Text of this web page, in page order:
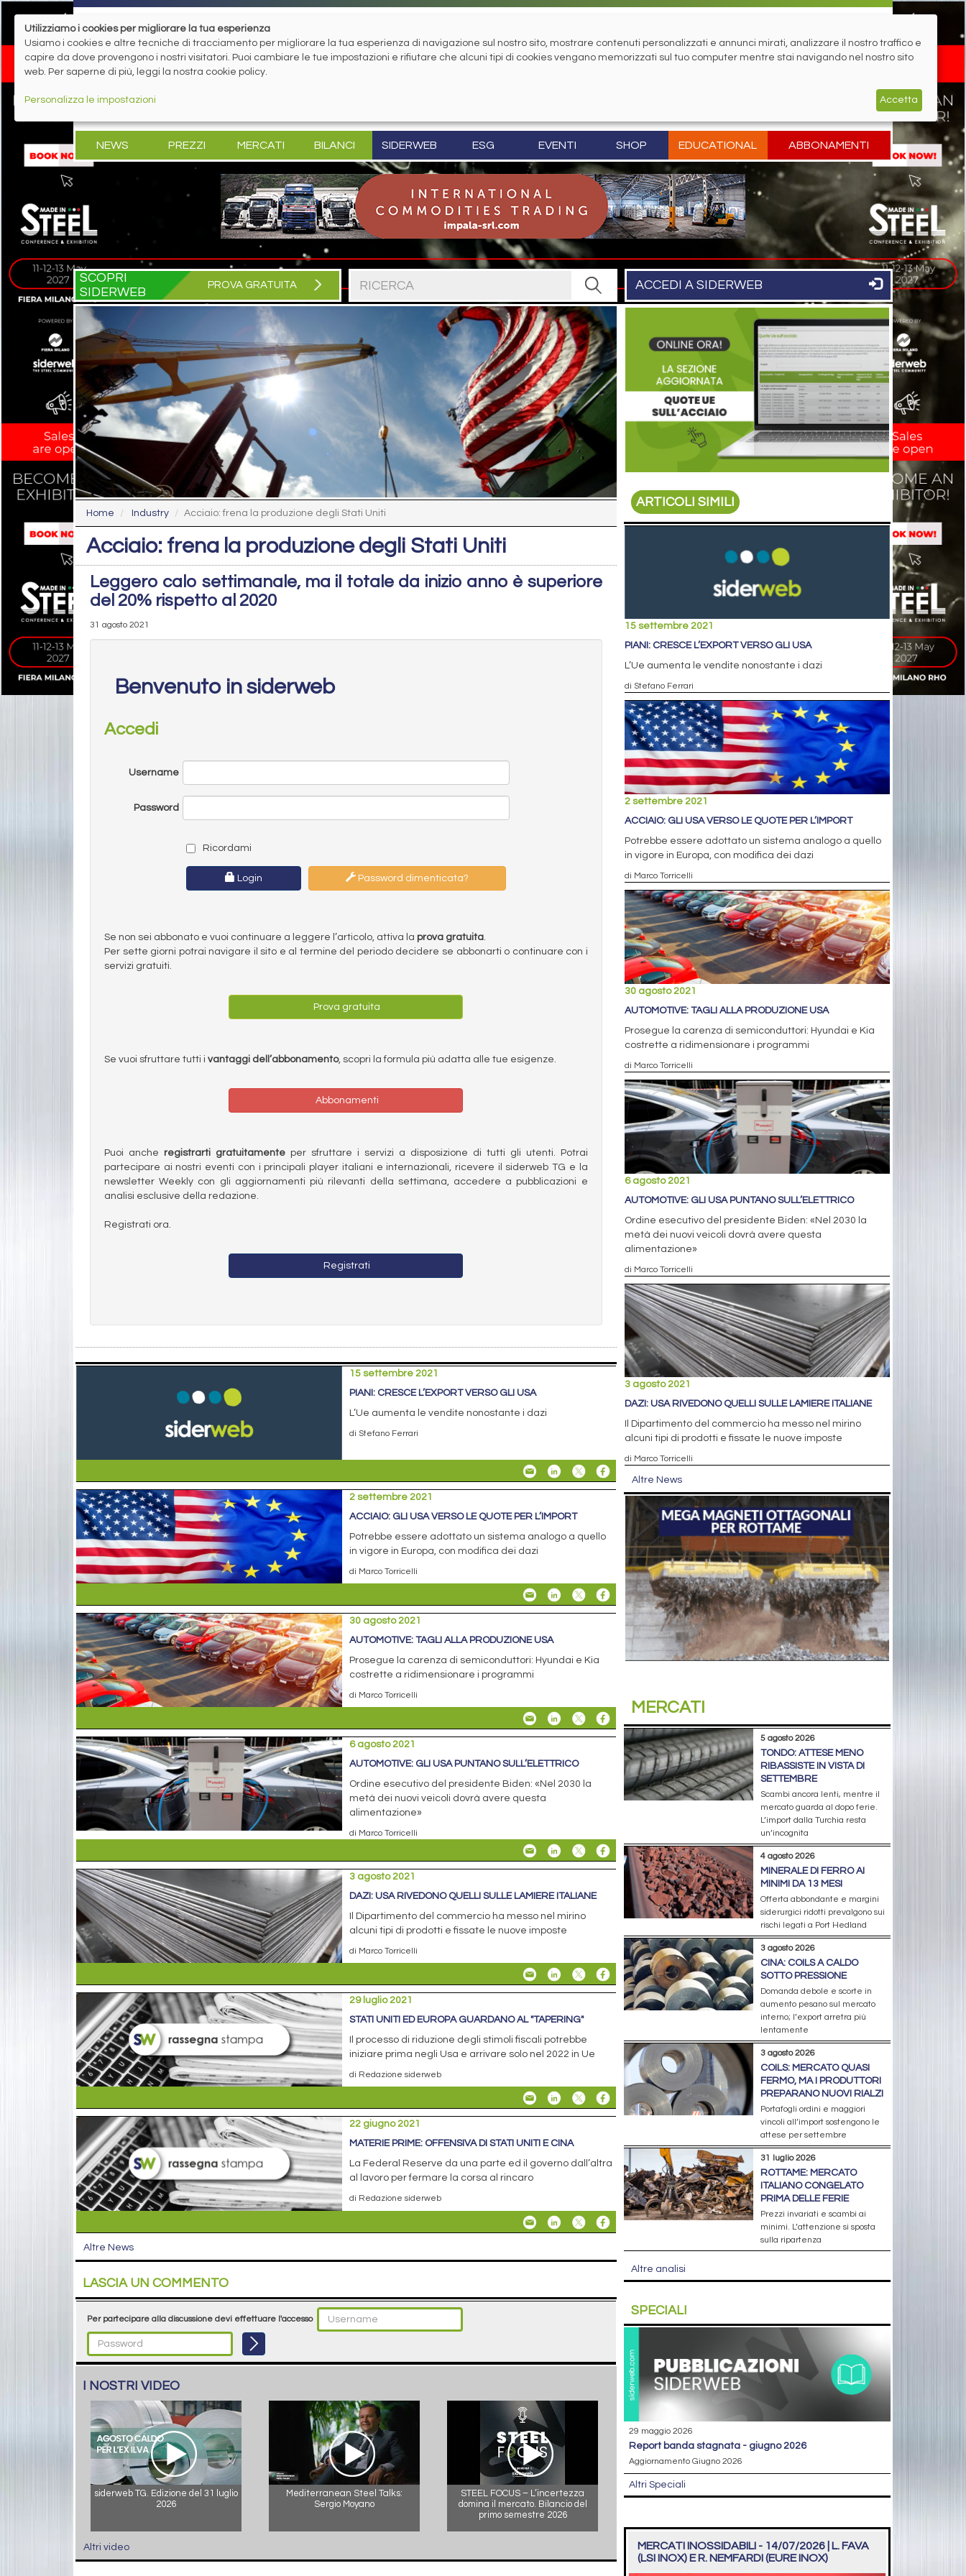
NEWS PREZZI MERCATI BILANCI SIDERWEB ESG EVENTI SHOP EDUCATIONAL ABBONAMENTI
SCOPRI
SIDERWEB
PROVA GRATUITA ACCEDI A SIDERWEB
Home Industry Acciaio: frena la produzione degli Stati Uniti
Acciaio: frena la produzione degli Stati Uniti
Leggero calo settimanale, ma il totale da inizio anno è superiore
del 20% rispetto al 2020
31 agosto 2021
Benvenuto in siderweb
Accedi
Username
Password
Ricordami
Login Password dimenticata?
Se non sei abbonato e vuoi continuare a leggere l’articolo, attiva la prova gratuita.
Per sette giorni potrai navigare il sito e al termine del periodo decidere se abbonarti o continuare con i
servizi gratuiti.
Prova gratuita
Se vuoi sfruttare tutti i vantaggi dell’abbonamento, scopri la formula più adatta alle tue esigenze.
Abbonamenti
Puoi anche registrarti gratuitamenteper sfruttare i servizi a disposizione di tutti gli utenti. Potrai
partecipare ai nostri eventi con i principali player italiani e internazionali, ricevere il siderweb TG e la
newsletter Weekly con gli aggiornamenti più rilevanti della settimana, accedere a pubblicazioni e
analisi esclusive della redazione.
Registrati ora.
Registrati
15 settembre 2021
PIANI: CRESCE L’EXPORT VERSO GLI USA
L’Ue aumenta le vendite nonostante i dazi
di Stefano Ferrari
2 settembre 2021
ACCIAIO: GLI USA VERSO LE QUOTE PER L’IMPORT
Potrebbe essere adottato un sistema analogo a quello
in vigore in Europa, con modifica dei dazi
di Marco Torricelli
30 agosto 2021
AUTOMOTIVE: TAGLI ALLA PRODUZIONE USA
Prosegue la carenza di semiconduttori: Hyundai e Kia
costrette a ridimensionare i programmi
di Marco Torricelli
6 agosto 2021
AUTOMOTIVE: GLI USA PUNTANO SULL’ELETTRICO
Ordine esecutivo del presidente Biden: «Nel 2030 la
metà dei nuovi veicoli dovrà avere questa
alimentazione»
di Marco Torricelli
3 agosto 2021
DAZI: USA RIVEDONO QUELLI SULLE LAMIERE ITALIANE
Il Dipartimento del commercio ha messo nel mirino
alcuni tipi di prodotti e fissate le nuove imposte
di Marco Torricelli
29 luglio 2021
STATI UNITI ED EUROPA GUARDANO AL "TAPERING"
Il processo di riduzione degli stimoli fiscali potrebbe
iniziare prima negli Usa e arrivare solo nel 2022 in Ue
di Redazione siderweb
22 giugno 2021
MATERIE PRIME: OFFENSIVA DI STATI UNITI E CINA
La Federal Reserve da una parte ed il governo dall’altra
al lavoro per fermare la corsa al rincaro
di Redazione siderweb
Altre News
LASCIA UN COMMENTO
Per partecipare alla discussione devi effettuare l'accesso
I NOSTRI VIDEO
siderweb TG. Edizione del 31 luglio
2026
Mediterranean Steel Talks:
Sergio Moyano
STEEL FOCUS – L’incertezza
domina il mercato. Bilancio del
primo semestre 2026
Altri video
ARTICOLI SIMILI
15 settembre 2021
PIANI: CRESCE L’EXPORT VERSO GLI USA
L’Ue aumenta le vendite nonostante i dazi
di Stefano Ferrari
2 settembre 2021
ACCIAIO: GLI USA VERSO LE QUOTE PER L’IMPORT
Potrebbe essere adottato un sistema analogo a quello
in vigore in Europa, con modifica dei dazi
di Marco Torricelli
30 agosto 2021
AUTOMOTIVE: TAGLI ALLA PRODUZIONE USA
Prosegue la carenza di semiconduttori: Hyundai e Kia
costrette a ridimensionare i programmi
di Marco Torricelli
6 agosto 2021
AUTOMOTIVE: GLI USA PUNTANO SULL’ELETTRICO
Ordine esecutivo del presidente Biden: «Nel 2030 la
metà dei nuovi veicoli dovrà avere questa
alimentazione»
di Marco Torricelli
3 agosto 2021
DAZI: USA RIVEDONO QUELLI SULLE LAMIERE ITALIANE
Il Dipartimento del commercio ha messo nel mirino
alcuni tipi di prodotti e fissate le nuove imposte
di Marco Torricelli
Altre News
MERCATI
5 agosto 2026
TONDO: ATTESE MENO
RIBASSISTE IN VISTA DI
SETTEMBRE
Scambi ancora lenti, mentre il
mercato guarda al dopo ferie.
L’import dalla Turchia resta
un’incognita
4 agosto 2026
MINERALE DI FERRO AI
MINIMI DA 13 MESI
Offerta abbondante e margini
siderurgici ridotti prevalgono sui
rischi legati a Port Hedland
3 agosto 2026
CINA: COILS A CALDO
SOTTO PRESSIONE
Domanda debole e scorte in
aumento pesano sul mercato
interno; l’export arretra più
lentamente
3 agosto 2026
COILS: MERCATO QUASI
FERMO, MA I PRODUTTORI
PREPARANO NUOVI RIALZI
Portafogli ordini e maggiori
vincoli all’import sostengono le
attese per settembre
31 luglio 2026
ROTTAME: MERCATO
ITALIANO CONGELATO
PRIMA DELLE FERIE
Prezzi invariati e scambi ai
minimi. L’attenzione si sposta
sulla ripartenza
Altre analisi
SPECIALI
29 maggio 2026
report banda stagnata - giugno 2026
Aggiornamento Giugno 2026
Altri Speciali
MERCATI INOSSIDABILI - 14/07/2026 | L. FAVA
(LSI INOX) E R. NEMFARDI (EURE INOX)
Utilizziamo i cookies per migliorare la tua esperienza
Usiamo i cookies e altre tecniche di tracciamento per migliorare la tua esperienza di navigazione sul nostro sito, mostrare contenuti personalizzati e annunci mirati, analizzare il nostro traffico e
capire da dove provengono i nostri visitatori. Puoi cambiare le tue impostazioni e rifiutare che alcuni tipi di cookies vengano memorizzati sul tuo computer mentre stai navigando nel nostro sito
web. Per saperne di più, leggi la nostra cookie policy.
Personalizza le impostazioni Accetta